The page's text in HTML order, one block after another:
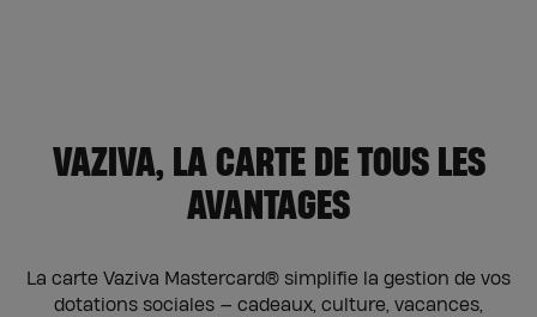
VAZIVA, LA CARTE DE TOUS LES
AVANTAGES
La carte Vaziva Mastercard® simplifie la gestion de vos
dotations sociales — cadeaux, culture, vacances,